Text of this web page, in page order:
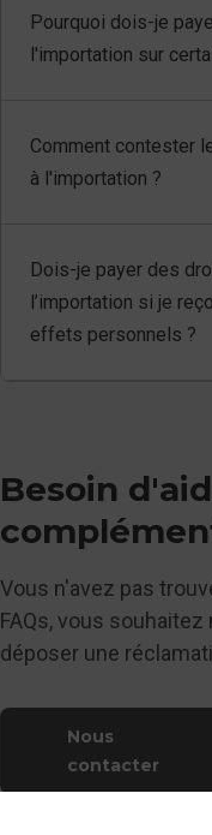
Pourquoi dois-je
l'importation sur
Comment contester
à l'importation ?
Dois-je payer des
l’importation si je
effets personnels ?
Besoin
Vous n'avez pas
FAQs, vous
déposer une
Nous
contacter